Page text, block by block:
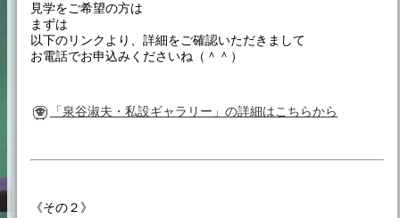
見学をご希望の方は
まずは
以下のリンクより、詳細をご確認いただきまして
お電話でお申込みくださいね（＾＾）
「泉谷淑夫・私設ギャラリー」の詳細はこちらから
《その２》